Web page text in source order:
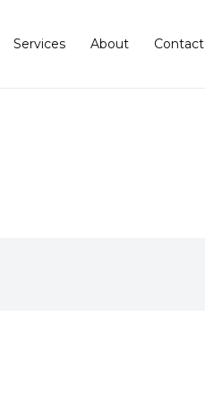
Services About Contact